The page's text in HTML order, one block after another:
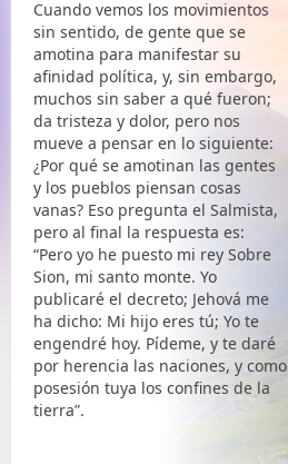
Cuando vemos los movimientos
sin sentido, de gente que se
amotina para manifestar su
afinidad política, y, sin embargo,
muchos sin saber a qué fueron;
da tristeza y dolor, pero nos
mueve a pensar en lo siguiente:
¿Por qué se amotinan las gentes
y los pueblos piensan cosas
vanas? Eso pregunta el Salmista,
pero al final la respuesta es:
“Pero yo he puesto mi rey Sobre
Sion, mi santo monte. Yo
publicaré el decreto; Jehová me
ha dicho: Mi hijo eres tú; Yo te
engendré hoy. Pídeme, y te daré
por herencia las naciones, y como
posesión tuya los confines de la
tierra”.